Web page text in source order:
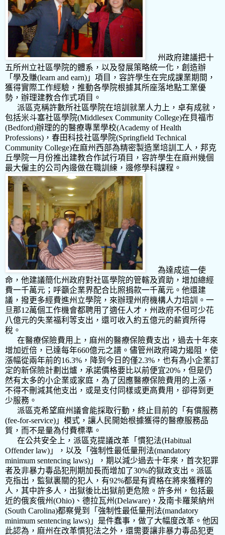
州政府建議把十
五所州立社區學院的體系，以及發展策略統一化，創造辦
「學及賺(learn and earn) 」項目，容許學生在完成課業期間，
獲得實際工作經驗，推動各學院根據其所座落地點工業優
勢，辦理建教合作式項目。
派區克稱許數所社區學院在培訓就業人力上，卓有成就，
包括米斗塞社區學院(Middlesex Community College)在貝福市
(Bedford)辦理的的醫療專業學校(Academy of Health
Professions) ，春田科技社區學院(Springfield Technical
Community College)在麻州西部為精密製造業培訓工人，邦克
丘學院一月份推出建教合作試行項目，容許學生在麻州幾個
最大僱主的公司內邊做在職訓練，邊修學科課程。
為達成這一使
命，他建議簡化州政府對社區學院的管轄及資助，增加總經
費一千萬元；呼籲企業界配合比照捐款一千萬元。他還建
議，撥更多經費進州立學院，來辦理州府機構人力培訓。一
旦那12萬個工作機會都聘用了適任人才，州政府不但可少花
八億元的失業福利等支出，還可收入約五億元的薪資所得
稅。
在醫療保險費用上，麻州的醫療保險費支出，過去十年來
增加近倍，已達每年660億元之譜。儘管州政府竭力遏阻，使
漲幅從兩年前的16.3% ，降到今日的僅2.3% ，也有為小企業訂
定的新保險計劃出爐，承諾價格要比以前便宜20% ，但是仍
然有太多的小企業或家庭，為了因應醫療保險費用的上漲，
不得不刪減其他支出，或是支付同樣或更高費用，卻得到更
少服務。
派區克希望麻州議會能採取行動，終止目前的「有償服務
(fee-for-service) 」模式，讓人民開始根據獲得的醫療服務品
質，而不是量為付費標準。
在公共安全上，派區克提議改革「慣犯法(Habitual
Offender law) 」，以及「強制性最低量刑法(mandatory
minimum sentencing laws) 」，期以減少過去十年來，首次犯罪
者及非暴力毒品犯刑期加長而增加了30%的獄政支出。派區
克指出，監獄裏關的犯人，有92%都是有資格在將來獲釋的
人，其中許多人，出獄後比出獄前更危險。許多州，包括最
近的俄亥俄州(Ohio) 、德拉瓦州(Delaware) ，及南卡羅萊納州
(South Carolina)都察覺到「強制性最低量刑法(mandatory
minimum sentencing laws) 」是件蠢事，做了大幅度改革。他因
此認為，麻州在改革慣犯法之外，還需要讓非暴力毒品犯更